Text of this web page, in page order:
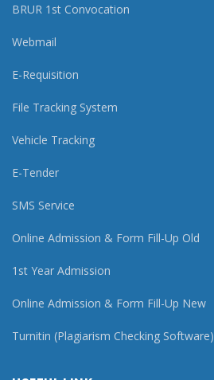
BRUR 1st Convocation
Webmail
E-Requisition
File Tracking System
Vehicle Tracking
E-Tender
SMS Service
Online Admission & Form Fill-Up Old
1st Year Admission
Online Admission & Form Fill-Up New
Turnitin (Plagiarism Checking Software)